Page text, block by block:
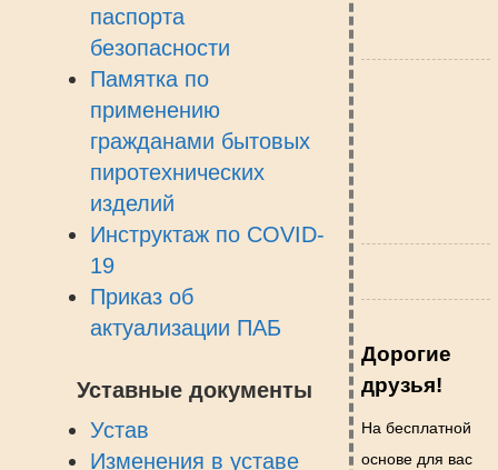
паспорта
безопасности
Памятка по
применению
гражданами бытовых
пиротехнических
изделий
Инструктаж по COVID-
19
Приказ об
актуализации ПАБ
Уставные документы
Устав
Изменения в уставе
Дорогие
друзья!
На бесплатной
основе для вас